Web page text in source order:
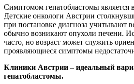
Симптомом гепатобластомы является
Детские онкологи Австрии
при постановке диагноза учитывают
обычно возникают опухоли печени.
часто, но возраст может служить
проявляющиеся симптомы
Клиники Австрии – идеальный
гепатобластомы.